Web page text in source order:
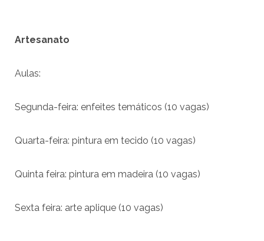
Artesanato
Aulas:
Segunda-feira: enfeites temáticos (10 vagas)
Quarta-feira: pintura em tecido (10 vagas)
Quinta feira: pintura em madeira (10 vagas)
Sexta feira: arte aplique (10 vagas)